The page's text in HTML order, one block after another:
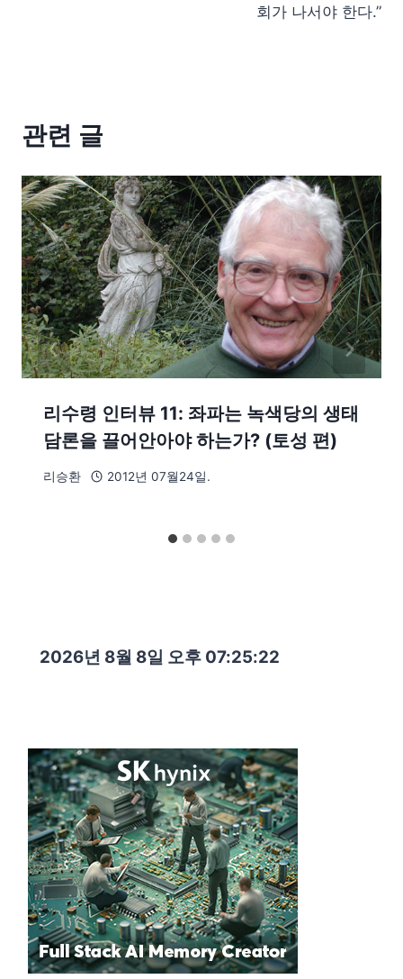
회가 나서야 한다.”
관련 글
리수령 인터뷰 11: 좌파는 녹색당의 생태
담론을 끌어안아야 하는가? (토성 편)
리승환 2012년 07월24일.
2026년 8월 8일 오후 07:25:24